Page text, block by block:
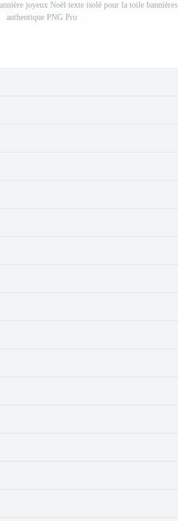
joyeux Noël texte isolé pour la toile bannières
authentique PNG Pro